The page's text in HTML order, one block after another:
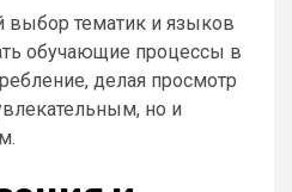
выбор тематик и языков
обучающие процессы в
делая просмотр
но и